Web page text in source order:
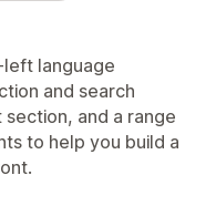
language
and search
and a range
to help you build a